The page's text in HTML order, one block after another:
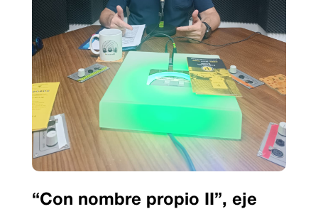
“Con nombre propio II”, eje